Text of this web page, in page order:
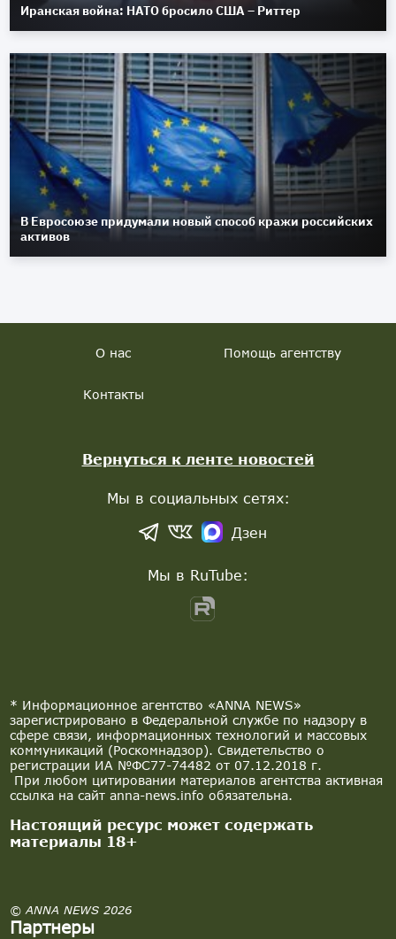
Иранская война: НАТО бросило США – Риттер
В Евросоюзе придумали новый способ кражи российских
активов
* Информационное агентство «ANNA NEWS»
зарегистрировано в Федеральной службе по надзору в
сфере связи, информационных технологий и массовых
коммуникаций (Роскомнадзор). Свидетельство о
регистрации ИА №ФС77-74482 от 07.12.2018 г.
При любом цитировании материалов агентства активная
ссылка на сайт anna-news.info обязательна.
Настоящий ресурс может содержать
материалы 18+
© ANNA NEWS 2026
Партнеры
О нас Помощь агентству
Контакты
Вернуться к ленте новостей
Мы в социальных сетях:
Дзен
Мы в RuTube: